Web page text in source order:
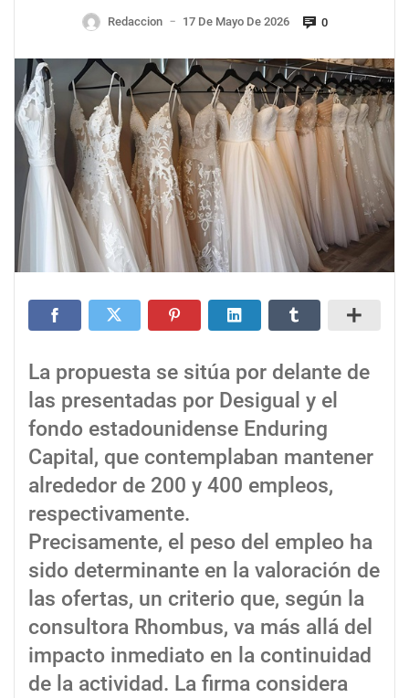
Redaccion — 17 De Mayo De 2026 0
La propuesta se sitúa por delante de
las presentadas por Desigual y el
fondo estadounidense Enduring
Capital, que contemplaban mantener
alrededor de 200 y 400 empleos,
respectivamente.
Precisamente, el peso del empleo ha
sido determinante en la valoración de
las ofertas, un criterio que, según la
consultora Rhombus, va más allá del
impacto inmediato en la continuidad
de la actividad. La firma considera